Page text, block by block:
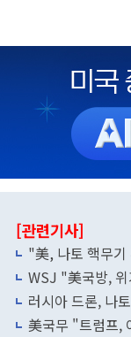
[관련기사]
"美, 나토 핵무
WSJ "美국방,
러시아 드론, 나
美국무 "트럼프,